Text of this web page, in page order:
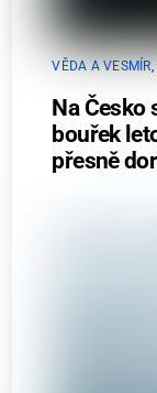
VĚDA A VESMÍR ,
Na Česko
bouřek
přesně